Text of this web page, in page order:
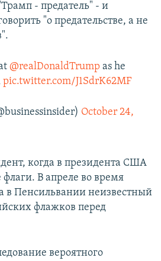
- предатель" - и
"о предательстве, а не
@realDonaldTrump as he
pic.twitter.com/J1SdrK62MF
October 24,
когда в президента США
В апреле во время
в Пенсильвании неизвестный
флажков перед
вероятного